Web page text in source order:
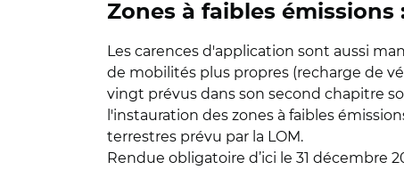
Zones à faibles émissions
Les carences d'application sont aussi
de mobilités plus propres (recharge de
vingt prévus dans son second chapitre
l'instauration des zones à faibles
terrestres prévu par la LOM.
Rendue obligatoire d’ici le 31